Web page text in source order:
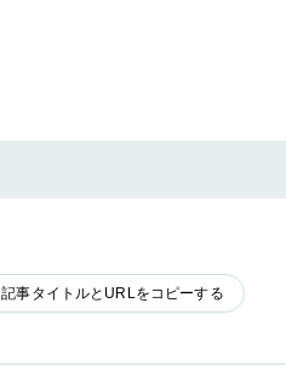
記事タイトルとURLをコピーする